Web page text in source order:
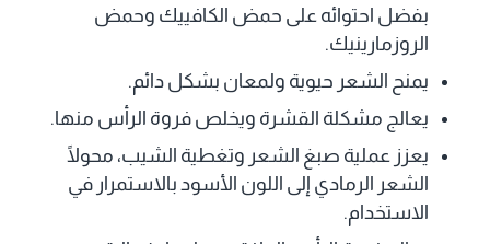
بفضل احتوائه على حمض الكافييك وحمض
الروزمارينيك.
يمنح الشعر حيوية ولمعان بشكل دائم.
يعالج مشكلة القشرة ويخلص فروة الرأس منها.
يعزز عملية صبغ الشعر وتغطية الشيب، محولًا
الشعر الرمادي إلى اللون الأسود بالاستمرار في
الاستخدام.